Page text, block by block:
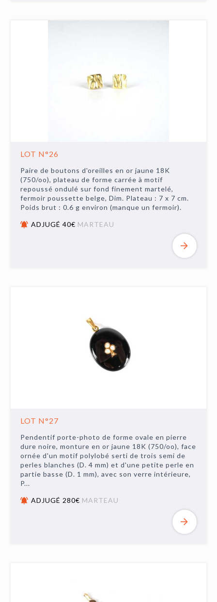
LOT N°26
Paire de boutons d'oreilles en or jaune 18K
(750/oo), plateau de forme carrée à motif
repoussé ondulé sur fond finement martelé,
fermoir poussette belge, Dim. Plateau : 7 x 7 cm.
Poids brut : 0.6 g environ (manque un fermoir).
ADJUGÉ 40€ MARTEAU
LOT N°27
Pendentif porte-photo de forme ovale en pierre
dure noire, monture en or jaune 18K (750/oo), face
ornée d'un motif polylobé serti de trois semi de
perles blanches (D. 4 mm) et d'une petite perle en
partie basse (D. 1 mm), avec son verre intérieure,
P...
ADJUGÉ 280€ MARTEAU